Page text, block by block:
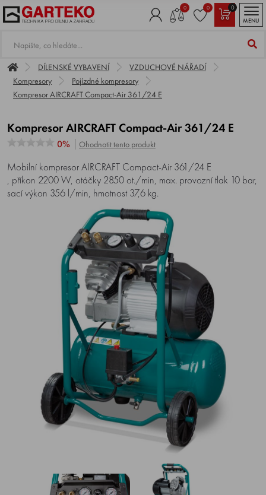
0 0
0
MENU
DÍLENSKÉ VYBAVENÍ
VZDUCHOVÉ NÁŘADÍ
Kompresory
Pojízdné kompresory
Kompresor AIRCRAFT Compact-Air 361/24 E
Kompresor AIRCRAFT Compact-Air 361/24 E
0% Ohodnotit tento produkt
Mobilní kompresor AIRCRAFT Compact-Air 361/24 E
, příkon 2200 W, otáčky 2850 ot./min, max. provozní tlak 10 bar,
sací výkon 356 l/min, hmotnost 37,6 kg.